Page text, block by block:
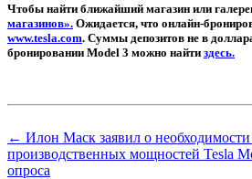
Чтобы найти ближайший магазин или
магазинов». Ожидается, что онлайн-
www.tesla.com. Суммы депозитов не в
бронировании Model 3 можно найти здесь.
← Илон Маск заявил о необходимости
производственных мощностей Tesla
опроса